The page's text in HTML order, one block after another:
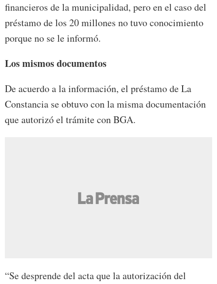
financieros de la municipalidad, pero en el caso del
préstamo de los 20 millones no tuvo conocimiento
porque no se le informó.
Los mismos documentos
De acuerdo a la información, el préstamo de La
Constancia se obtuvo con la misma documentación
que autorizó el trámite con BGA.
“Se desprende del acta que la autorización del